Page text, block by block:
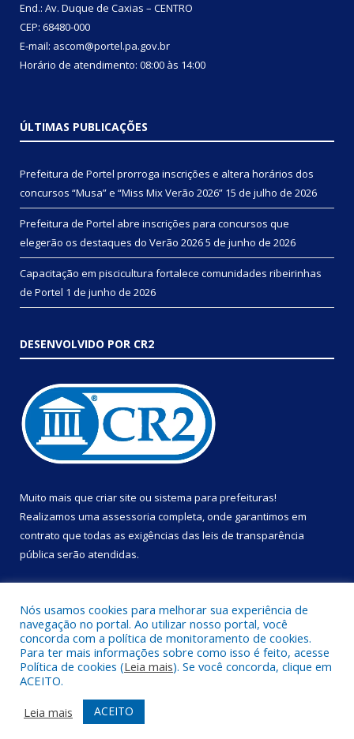
End.: Av. Duque de Caxias – CENTRO
CEP: 68480-000
E-mail: ascom@portel.pa.gov.br
Horário de atendimento: 08:00 às 14:00
ÚLTIMAS PUBLICAÇÕES
Prefeitura de Portel prorroga inscrições e altera horários dos
concursos “Musa” e “Miss Mix Verão 2026” 15 de julho de 2026
Prefeitura de Portel abre inscrições para concursos que
elegerão os destaques do Verão 20265 de junho de 2026
Capacitação em piscicultura fortalece comunidades ribeirinhas
de Portel 1 de junho de 2026
DESENVOLVIDO POR CR2
Muito mais que criar site ou sistema para prefeituras!
Realizamos uma assessoria completa, onde garantimos em
contrato que todas as exigências das leis de transparência
pública serão atendidas.
Todos os direitos reservados a Prefeitura Municipal de Portel.
Mapa do Site
Acessar Área Administrativa
Acessar Webmail
Nós usamos cookies para melhorar sua experiência de
navegação no portal. Ao utilizar nosso portal, você
concorda com a política de monitoramento de cookies.
Para ter mais informações sobre como isso é feito, acesse
Política de cookies (Leia mais). Se você concorda, clique em
ACEITO.
Leia mais
ACEITO